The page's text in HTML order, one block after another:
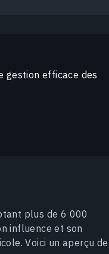
gestion efficace des
plus de 6 000
influence et son
Voici un aperçu de